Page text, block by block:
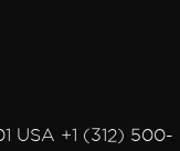
USA +1 (312) 500-